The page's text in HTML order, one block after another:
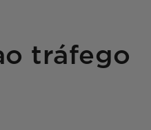
tráfego